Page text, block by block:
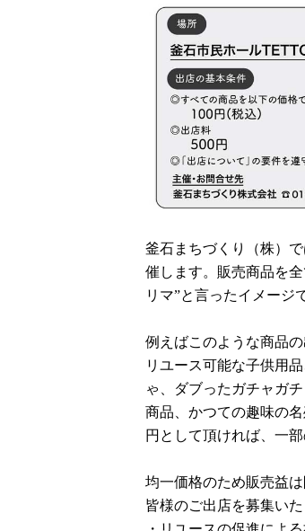
釜石まちづくり（株）
催します。販売商品を
リマ”と言ったイメージ
例えばこのような商品
リユース可能な子供用
ゃ、ダブったガチャガ
商品、かつての趣味の
円として頂ければ、一
均一価格のため販売益
皆様のご出店を募集いた